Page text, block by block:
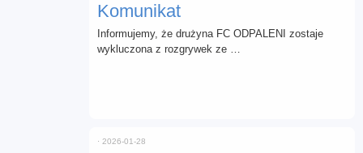
Komunikat
Informujemy, że drużyna FC ODPALENI zostaje
wykluczona z rozgrywek ze …
⋅ 2026-01-28